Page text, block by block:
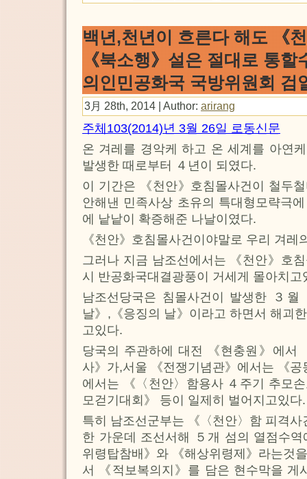
백년,천년이 흐른다 해도 《
《북소행》설은 절대로 통할
의인민공화국 국방위원회 검
3月 28th, 2014 | Author: arirang
주체103(2014)년 3월 26일 로동신문
온 겨레를 경악케 하고 온 세계를 아연
발생한 때로부터 ４년이 되였다.
이 기간은 《천안》호침몰사건이 철두
안해낸 민족사상 초유의 특대형모략극
에 낱낱이 확증해준 나날이였다.
《천안》호침몰사건이야말로 우리 겨레
그러나 지금 남조선에서는 《천안》호
시 반공화국대결광풍이 거세게 몰아치고
남조선당국은 침몰사건이 발생한 ３
날》,《응징의 날》이라고 하면서 해괴
고있다.
당국의 주관하에 대전 《현충원》에서
사》가,서울 《전쟁기념관》에서는 《
에서는 《〈천안〉함용사 ４주기 추모
모걷기대회》 등이 일제히 벌어지고있다.
특히 남조선군부는 《〈천안〉함 피격
한 가운데 조선서해 ５개 섬의 열점수
위령탑참배》와 《해상위령제》라는것
서 《적보복의지》를 담은 현수막을 게